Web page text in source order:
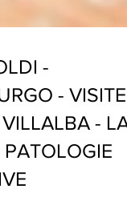
-
- VISITE
- LA